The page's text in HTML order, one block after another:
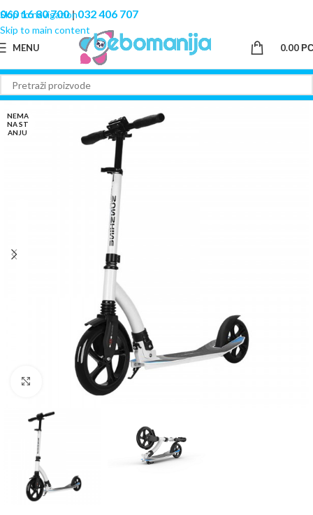
Skip to navigation
Skip to main content
060 16 80 700|032 406 707
MENU 0.00
NEMA
NA ST
ANJU
Click to enlarge